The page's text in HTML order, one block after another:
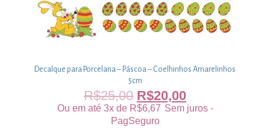
Decalque para Porcelana – Páscoa – Coelhinhos Amarelinhos
5cm
R$25,00 R$20,00
Ou em até 3x de R$6,67 Sem juros -
PagSeguro